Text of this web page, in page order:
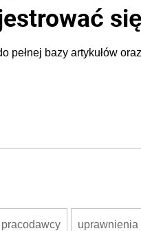
pełnej bazy artykułów
uprawnienia